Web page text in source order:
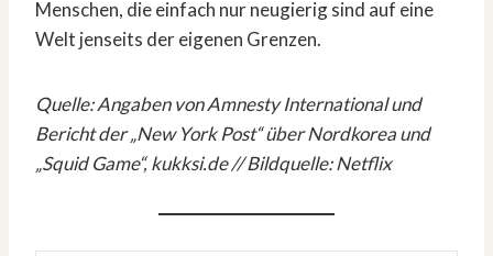
Menschen, die einfach nur neugierig sind auf eine
Welt jenseits der eigenen Grenzen.
Quelle: Angaben von Amnesty International und
Bericht der „New York Post“ über Nordkorea und
„Squid Game“, kukksi.de // Bildquelle: Netflix